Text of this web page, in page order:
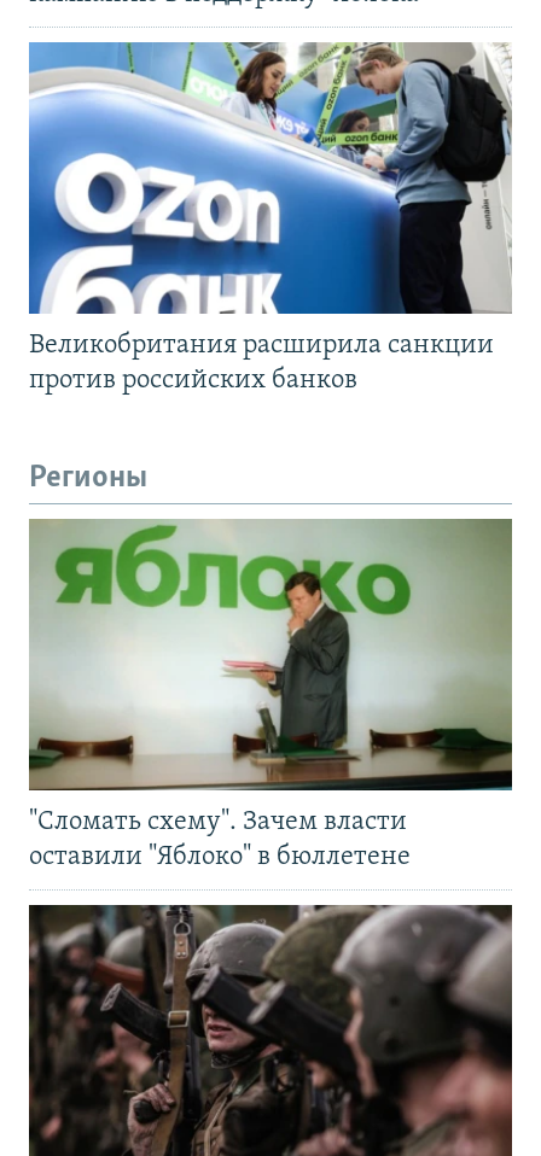
Великобритания расширила санкции
против российских банков
Регионы
"Сломать схему". Зачем власти
оставили "Яблоко" в бюллетене